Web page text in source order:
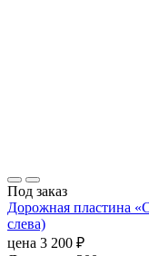
Под заказ
Дорожная пластина
слева)
цена 3 200 ₽